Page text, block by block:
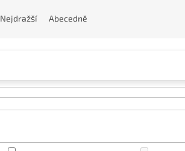
Nejdražší Abecedně